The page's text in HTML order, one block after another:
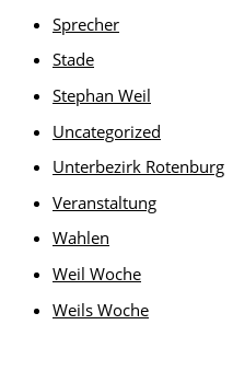
Sprecher
Stade
Stephan Weil
Uncategorized
Unterbezirk Rotenburg
Veranstaltung
Wahlen
Weil Woche
Weils Woche